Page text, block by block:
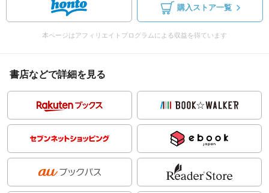
購入ストア一覧
本ページはアフィリエイトプログラムによる収益を得ています
書店などで詳細を見る